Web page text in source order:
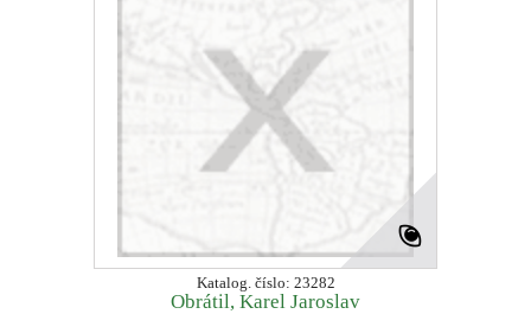
Katalog. číslo: 23282
Obrátil, Karel Jaroslav